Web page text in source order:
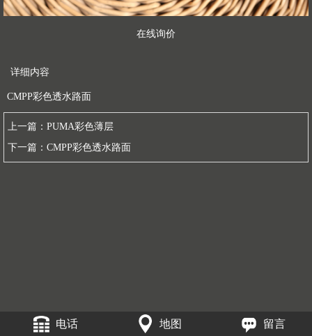
在线询价
详细内容
CMPP彩色透水路面
上一篇： PUMA彩色薄层
下一篇： CMPP彩色透水路面
电话 地图 留言